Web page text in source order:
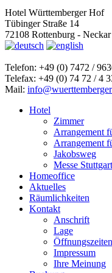
Hotel Württemberger Hof
Tübinger Straße 14
72108 Rottenburg - Neckar
Telefon: +49 (0) 7472 /
Telefax: +49 (0) 74 72 / 4
Mail:
Hotel
Zimmer
Arrangement
Arrangement
Jakobsweg
Messe Stuttgart
Homeoffice
Aktuelles
Räumlichkeiten
Kontakt
Anschrift
Lage
Öffnungszeiten
Impressum
Ihre Meinung